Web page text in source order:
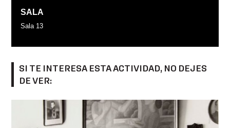
SALA
Sala 13
SI TE INTERESA ESTA ACTIVIDAD, NO DEJES
DE VER: